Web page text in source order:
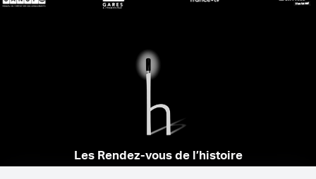
Les Rendez-vous de l’histoire